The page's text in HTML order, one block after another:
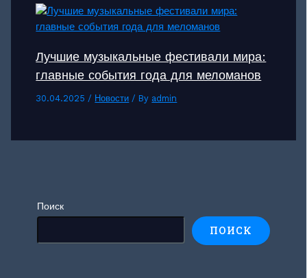
Лучшие музыкальные фестивали мира:
главные события года для меломанов
30.04.2025 / Новости / By admin
Поиск
ПОИСК